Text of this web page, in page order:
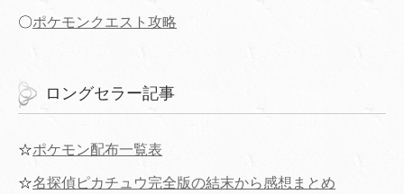
〇ポケモンクエスト攻略
ロングセラー記事
☆ポケモン配布一覧表
☆名探偵ピカチュウ完全版の結末から感想まとめ